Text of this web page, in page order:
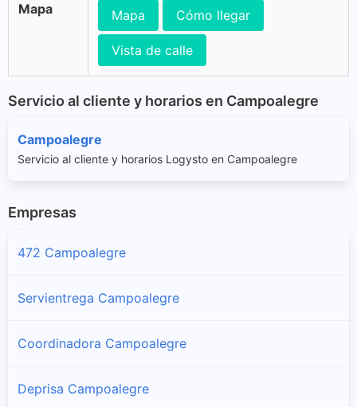
Mapa Mapa Cómo llegar
Vista de calle
Servicio al cliente y horarios en Campoalegre
Campoalegre
Servicio al cliente y horarios Logysto en Campoalegre
Empresas
472 Campoalegre
Servientrega Campoalegre
Coordinadora Campoalegre
Deprisa Campoalegre